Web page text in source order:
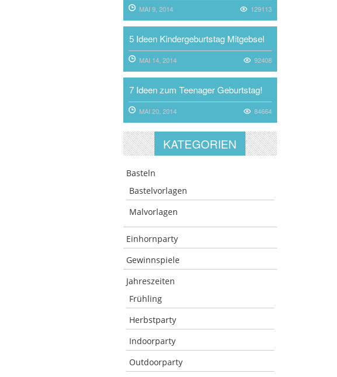
MAI 9, 2014 129113
5 Ideen Kindergeburtstag Mitgebsel
MAI 14, 2014 92408
7 Ideen zum Teenager Geburtstag!
MAI 20, 2014 84664
KATEGORIEN
Basteln
Bastelvorlagen
Malvorlagen
Einhornparty
Gewinnspiele
Jahreszeiten
Frühling
Herbstparty
Indoorparty
Outdoorparty